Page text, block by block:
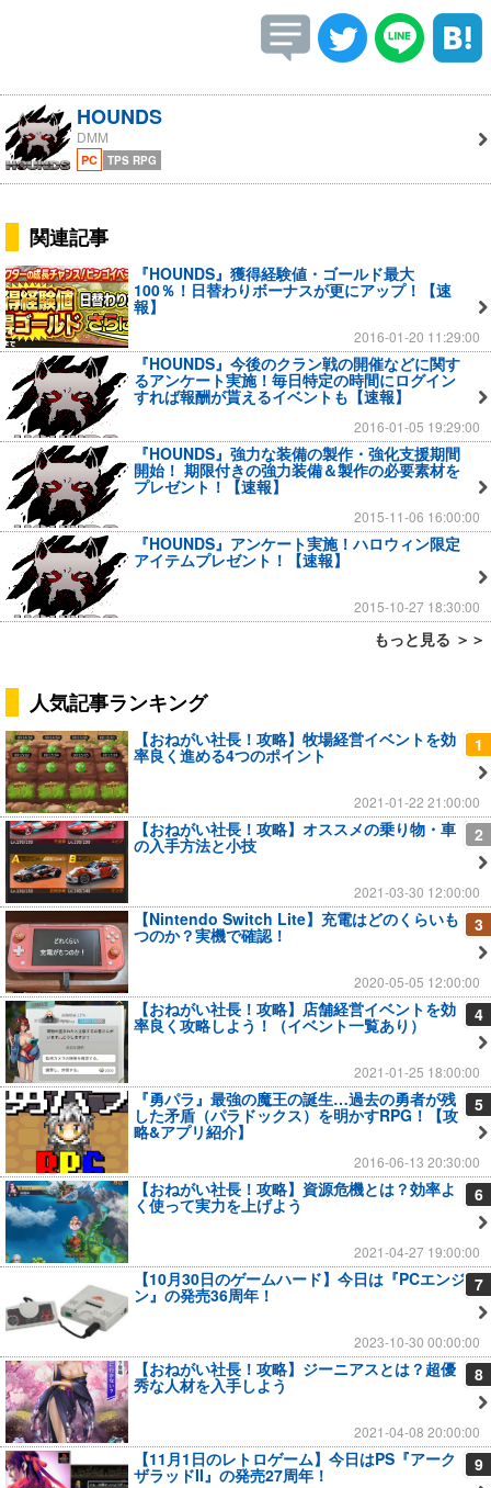
HOUNDS
DMM
PC TPS RPG
関連記事
『HOUNDS』獲得経験値・ゴールド最大
100％！日替わりボーナスが更にアップ！【速
報】
2016-01-20 11:29:00
『HOUNDS』今後のクラン戦の開催などに関す
るアンケート実施！毎日特定の時間にログイン
すれば報酬が貰えるイベントも【速報】
2016-01-05 19:29:00
『HOUNDS』強力な装備の製作・強化支援期間
開始！ 期限付きの強力装備＆製作の必要素材を
プレゼント！【速報】
2015-11-06 16:00:00
『HOUNDS』アンケート実施！ハロウィン限定
アイテムプレゼント！【速報】
2015-10-27 18:30:00
もっと見る ＞＞
人気記事ランキング
1
【おねがい社長！攻略】牧場経営イベントを効
率良く進める4つのポイント
2021-01-22 21:00:00
2
【おねがい社長！攻略】オススメの乗り物・車
の入手方法と小技
2021-03-30 12:00:00
3
【Nintendo Switch Lite】充電はどのくらいも
つのか？実機で確認！
2020-05-05 12:00:00
4
【おねがい社長！攻略】店舗経営イベントを効
率良く攻略しよう！（イベント一覧あり）
2021-01-25 18:00:00
5
『勇パラ』最強の魔王の誕生…過去の勇者が残
した矛盾（パラドックス）を明かすRPG！【攻
略&アプリ紹介】
2016-06-13 20:30:00
6
【おねがい社長！攻略】資源危機とは？効率よ
く使って実力を上げよう
2021-04-27 19:00:00
7
【10月30日のゲームハード】今日は『PCエンジ
ン』の発売36周年！
2023-10-30 00:00:00
8
【おねがい社長！攻略】ジーニアスとは？超優
秀な人材を入手しよう
2021-04-08 20:00:00
9
【11月1日のレトロゲーム】今日はPS『アーク
ザラッドII』の発売27周年！